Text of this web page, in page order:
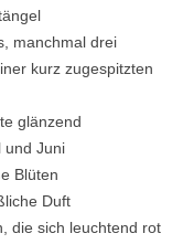
manchmal drei
kurz zugespitzten
glänzend
und Juni
Blüten
Duft
die sich leuchtend rot